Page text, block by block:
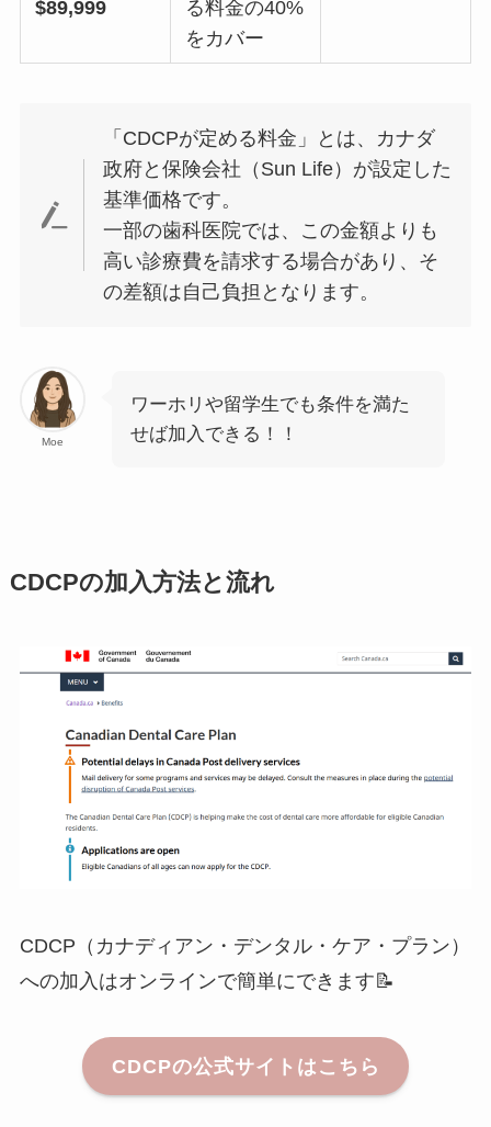
$89,999
る料金の40%
をカバー
「CDCPが定める料金」とは、カナダ
政府と保険会社（Sun Life）が設定した
基準価格です。
一部の歯科医院では、この金額よりも
高い診療費を請求する場合があり、そ
の差額は自己負担となります。
Moe
ワーホリや留学生でも条件を満た
せば加入できる！！
CDCPの加入方法と流れ
CDCP（カナディアン・デンタル・ケア・プラン）
への加入はオンラインで簡単にできます📝
CDCPの公式サイトはこちら